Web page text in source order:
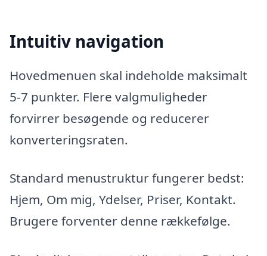
Intuitiv navigation
Hovedmenuen skal indeholde maksimalt
5-7 punkter. Flere valgmuligheder
forvirrer besøgende og reducerer
konverteringsraten.
Standard menustruktur fungerer bedst:
Hjem, Om mig, Ydelser, Priser, Kontakt.
Brugere forventer denne rækkefølge.